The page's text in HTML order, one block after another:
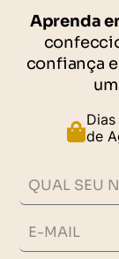
Aprenda
confiança
Dias
de